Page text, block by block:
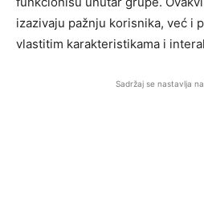
izazivaju pažnju korisnika, već i
vlastitim karakteristikama i
Sadržaj se nastavlja